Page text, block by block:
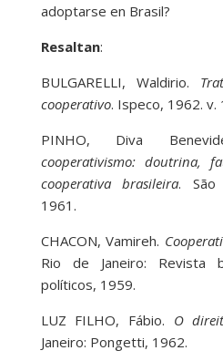
adoptarse en Brasil?
Resaltan:
BULGARELLI, Waldirio.
cooperativo. Ispeco, 1962. v.
PINHO, Diva
cooperativismo: doutrina,
cooperativa brasileira. São
1961.
CHACON, Vamireh.
Rio de Janeiro: Revista
políticos, 1959.
LUZ FILHO, Fábio. O
Janeiro: Pongetti, 1962.